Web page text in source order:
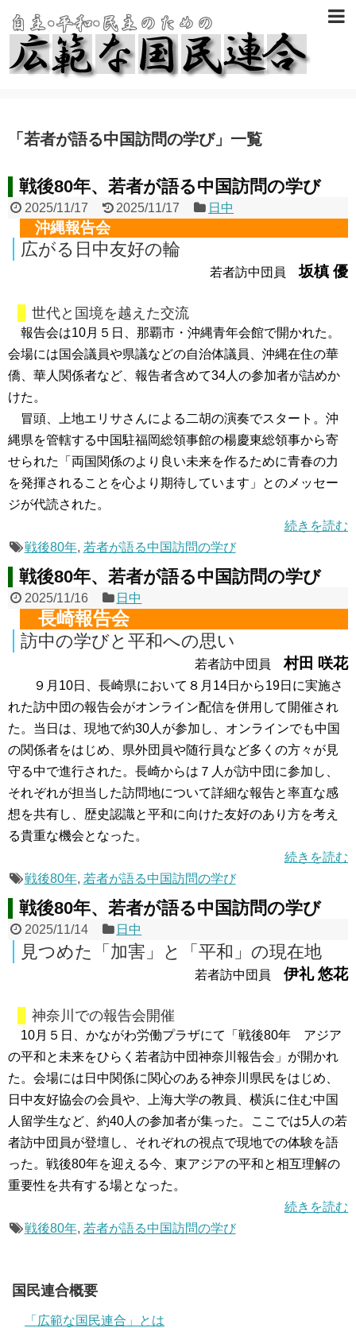
「 若者が語る中国訪問の学び」 一覧
戦後80年、若者が語る中国訪問の学び
2025/11/17 2025/11/17 日中
沖縄報告会
広がる日中友好の輪
若者訪中団員坂槙 優
世代と国境を越えた交流
報告会は10月５日、那覇市・沖縄青年会館で開かれた。
会場には国会議員や県議などの自治体議員、沖縄在住の華
僑、華人関係者など、報告者含めて34人の参加者が詰めか
けた。
冒頭、上地エリサさんによる二胡の演奏でスタート。沖
縄県を管轄する中国駐福岡総領事館の楊慶東総領事から寄
せられた「両国関係のより良い未来を作るために青春の力
を発揮されることを心より期待しています」とのメッセー
ジが代読された。
続きを読む
戦後80年, 若者が語る中国訪問の学び
戦後80年、若者が語る中国訪問の学び
2025/11/16 日中
長崎報告会
訪中の学びと平和への思い
若者訪中団員村田 咲花
９月10日、長崎県において８月14日から19日に実施さ
れた訪中団の報告会がオンライン配信を併用して開催され
た。当日は、現地で約30人が参加し、オンラインでも中国
の関係者をはじめ、県外団員や随行員など多くの方々が見
守る中で進行された。長崎からは７人が訪中団に参加し、
それぞれが担当した訪問地について詳細な報告と率直な感
想を共有し、歴史認識と平和に向けた友好のあり方を考え
る貴重な機会となった。
続きを読む
戦後80年, 若者が語る中国訪問の学び
戦後80年、若者が語る中国訪問の学び
2025/11/14 日中
見つめた「加害」と「平和」の現在地
若者訪中団員 伊礼 悠花
神奈川での報告会開催
10月５日、かながわ労働プラザにて「戦後80年 アジア
の平和と未来をひらく若者訪中団神奈川報告会」が開かれ
た。会場には日中関係に関心のある神奈川県民をはじめ、
日中友好協会の会員や、上海大学の教員、横浜に住む中国
人留学生など、約40人の参加者が集った。ここでは5人の若
者訪中団員が登壇し、それぞれの視点で現地での体験を語
った。戦後80年を迎える今、東アジアの平和と相互理解の
重要性を共有する場となった。
続きを読む
戦後80年, 若者が語る中国訪問の学び
国民連合概要
「広範な国民連合」とは